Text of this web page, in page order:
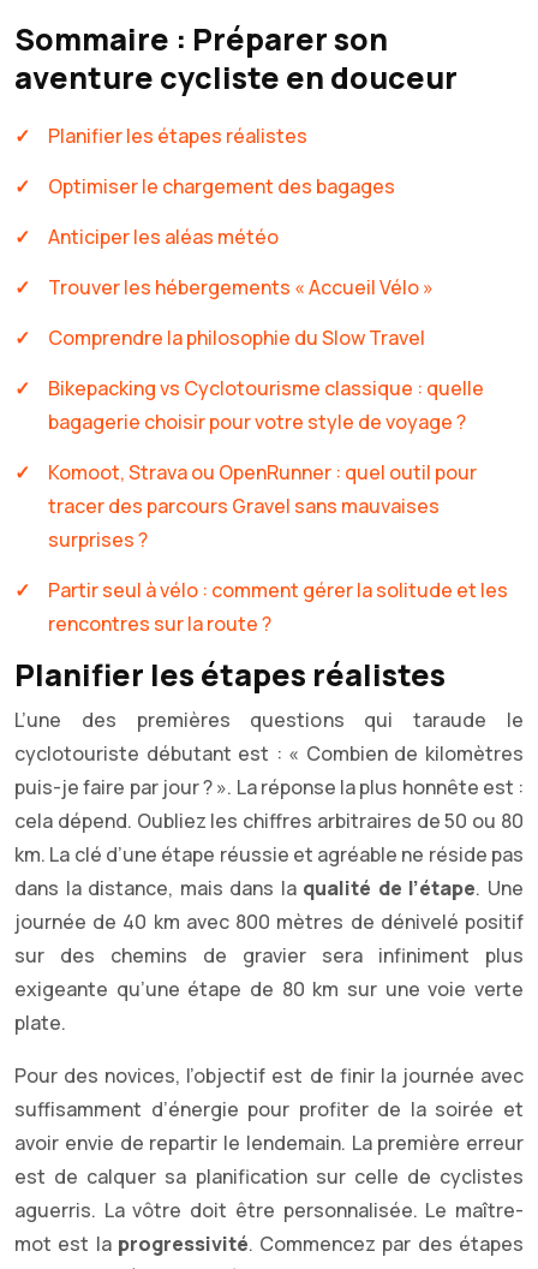
Sommaire : Préparer son
aventure cycliste en douceur
Planifier les étapes réalistes
Optimiser le chargement des bagages
Anticiper les aléas météo
Trouver les hébergements « Accueil Vélo »
Comprendre la philosophie du Slow Travel
Bikepacking vs Cyclotourisme classique : quelle
bagagerie choisir pour votre style de voyage ?
Komoot, Strava ou OpenRunner : quel outil pour
tracer des parcours Gravel sans mauvaises
surprises ?
Partir seul à vélo : comment gérer la solitude et les
rencontres sur la route ?
Planifier les étapes réalistes
L’une des premières questions qui taraude le
cyclotouriste débutant est : « Combien de kilomètres
puis-je faire par jour ? ». La réponse la plus honnête est :
cela dépend. Oubliez les chiffres arbitraires de 50 ou 80
km. La clé d’une étape réussie et agréable ne réside pas
dans la distance, mais dans la qualité de l’étape. Une
journée de 40 km avec 800 mètres de dénivelé positif
sur des chemins de gravier sera infiniment plus
exigeante qu’une étape de 80 km sur une voie verte
plate.
Pour des novices, l’objectif est de finir la journée avec
suffisamment d’énergie pour profiter de la soirée et
avoir envie de repartir le lendemain. La première erreur
est de calquer sa planification sur celle de cyclistes
aguerris. La vôtre doit être personnalisée. Le maître-
mot est la progressivité. Commencez par des étapes